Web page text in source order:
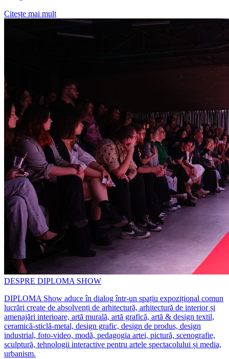
Citește mai mult
DESPRE DIPLOMA SHOW
DIPLOMA Show aduce în dialog într-un spațiu expozițional comun
lucrări create de absolvenți de arhitectură, arhitectură de interior și
amenajări interioare, artă murală, artă grafică, artă & design textil,
ceramică-sticlă-metal, design grafic, design de produs, design
industrial, foto-video, modă, pedagogia artei, pictură, scenografie,
sculptură, tehnologii interactive pentru artele spectacolului și media,
urbanism.